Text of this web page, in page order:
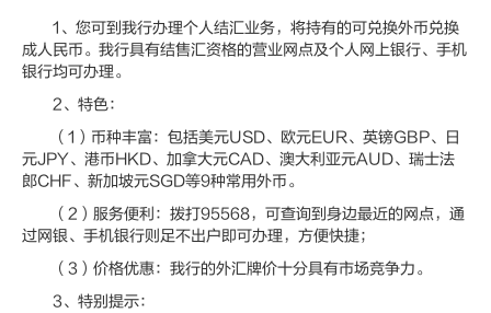
1、您可到我行办理个人结汇业务，将持有的可兑换外币兑换
成人民币。我行具有结售汇资格的营业网点及个人网上银行、手机
银行均可办理。
2、特色：
（1）币种丰富：包括美元USD、欧元EUR、英镑GBP、日
元JPY、港币HKD、加拿大元CAD、澳大利亚元AUD、瑞士法
郎CHF、新加坡元SGD等9种常用外币。
（2）服务便利：拨打95568，可查询到身边最近的网点，通
过网银、手机银行则足不出户即可办理，方便快捷；
（3）价格优惠：我行的外汇牌价十分具有市场竞争力。
3、特别提示：